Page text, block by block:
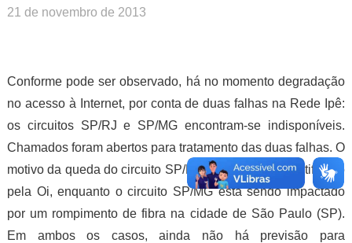
21 de novembro de 2013
Conforme pode ser observado, há no momento degradação
no acesso à Internet, por conta de duas falhas na Rede Ipê:
os circuitos SP/RJ e SP/MG encontram-se indisponíveis.
Chamados foram abertos para tratamento das duas falhas. O
motivo da queda do circuito SP/RJ ainda não foi identificado
pela Oi, enquanto o circuito SP/MG está sendo impactado
por um rompimento de fibra na cidade de São Paulo (SP).
Em ambos os casos, ainda não há previsão para